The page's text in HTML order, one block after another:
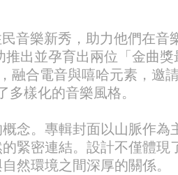
音樂新秀，助力他們在音
出並孕育出兩位「金曲
融合電音與嘻哈元素，邀
多樣化的音樂風格。
念。專輯封面以山脈作為
緊密連結。設計不僅體現
然環境之間深厚的關係。